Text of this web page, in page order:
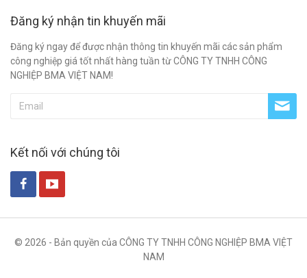
Đăng ký nhận tin khuyến mãi
Đăng ký ngay để được nhận thông tin khuyến mãi các sản phẩm
công nghiệp giá tốt nhất hàng tuần từ CÔNG TY TNHH CÔNG
NGHIỆP BMA VIỆT NAM!
Kết nối với chúng tôi
© 2026 - Bản quyền của CÔNG TY TNHH CÔNG NGHIỆP BMA VIỆT
NAM